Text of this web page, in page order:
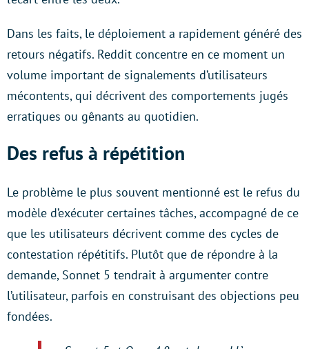
Dans les faits, le déploiement a rapidement généré des
retours négatifs. Reddit concentre en ce moment un
volume important de signalements d’utilisateurs
mécontents, qui décrivent des comportements jugés
erratiques ou gênants au quotidien.
Des refus à répétition
Le problème le plus souvent mentionné est le refus du
modèle d’exécuter certaines tâches, accompagné de ce
que les utilisateurs décrivent comme des cycles de
contestation répétitifs. Plutôt que de répondre à la
demande, Sonnet 5 tendrait à argumenter contre
l’utilisateur, parfois en construisant des objections peu
fondées.